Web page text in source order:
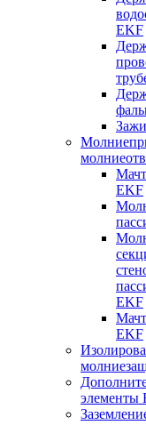
EKF
EKF
EKF
EKF
элементы